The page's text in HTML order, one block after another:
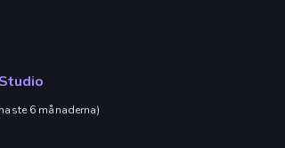
6 månaderna)